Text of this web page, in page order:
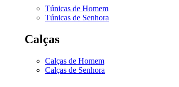
Túnicas de Homem
Túnicas de Senhora
Calças
Calças de Homem
Calças de Senhora